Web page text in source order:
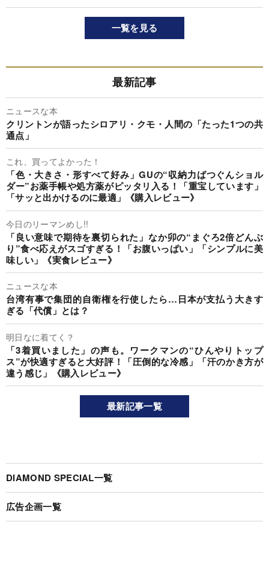
一覧を見る
最新記事
ニュースな本
クリントンが語ったシロアリ・クモ・人間の「たった1つの共
通点」
これ、買ってよかった！
「色・大きさ・形すべて好み」GUの“収納力ばつぐんショル
ダー”お薬手帳や処方薬がピッタリ入る！「重宝しています」
「サッと出かけるのに最適」《購入レビュー》
今日のリーマンめし!!
「良い意味で期待を裏切られた」なか卯の“まぐろ2倍どんぶ
り”食べ応えがスゴすぎる！「お腹いっぱい」「シンプルに美
味しい」《実食レビュー》
ニュースな本
台湾有事で集団的自衛権を行使したら…日本が支払う大きす
ぎる「代償」とは？
明日なに着てく？
「3着買いました」の声も。ワークマンの“ひんやりトップ
ス”が快適すぎると大好評！「圧倒的な冷感」「汗のかき方が
違う感じ」《購入レビュー》
最新記事一覧
DIAMOND SPECIAL一覧
広告企画一覧